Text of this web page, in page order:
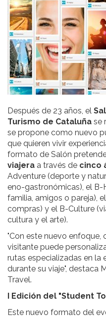
Después de 23 años, el
Turismo de Cataluña se
se propone como nuevo
que quieren vivir
formato de Salón
viajera a través de cinco
Adventure (deporte y
eno-gastronómicas), el B-
familia, amigos o pareja),
compras) y el B-Culture
cultura y el arte).
"Con este nuevo enfoque,
visitante puede
rutas especializadas en la
durante su viaje", destaca
Travel.
I Edición del "Student
Este nuevo formato del